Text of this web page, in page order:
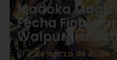
Madoka
Fecha Final
2 de marzo de 2026